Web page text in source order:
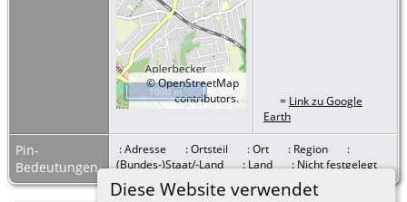
Diese Website verwendet
©OpenStreetMap
contributors.
1000 m
= Link zu Google
Earth
Pin-
Bedeutungen
: Adresse : Ortsteil : Ort : Region
:
(Bundes-)Staat/-Land: Land: Nicht festgelegt